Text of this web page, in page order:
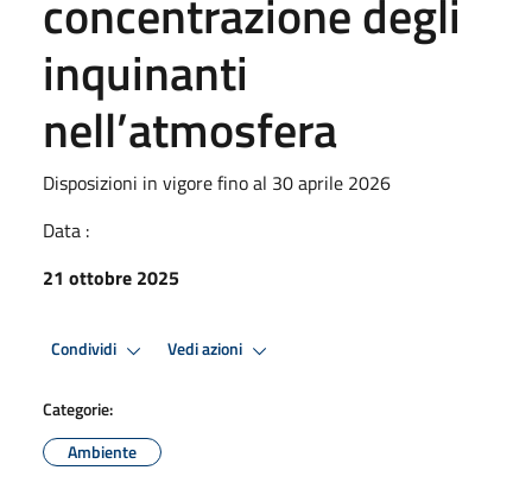
concentrazione degli
inquinanti
nell’atmosfera
Disposizioni in vigore fino al 30 aprile 2026
Data :
21 ottobre 2025
Condividi Vedi azioni
Categorie:
Ambiente